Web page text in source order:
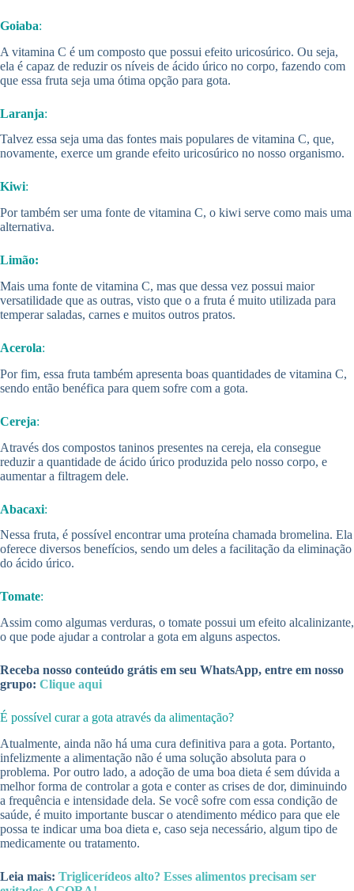
Goiaba:
A vitamina C é um composto que possui efeito uricosúrico. Ou seja,
ela é capaz de reduzir os níveis de ácido úrico no corpo, fazendo com
que essa fruta seja uma ótima opção para gota.
Laranja:
Talvez essa seja uma das fontes mais populares de vitamina C, que,
novamente, exerce um grande efeito uricosúrico no nosso organismo.
Kiwi:
Por também ser uma fonte de vitamina C, o kiwi serve como mais uma
alternativa.
Limão:
Mais uma fonte de vitamina C, mas que dessa vez possui maior
versatilidade que as outras, visto que o a fruta é muito utilizada para
temperar saladas, carnes e muitos outros pratos.
Acerola:
Por fim, essa fruta também apresenta boas quantidades de vitamina C,
sendo então benéfica para quem sofre com a gota.
Cereja:
Através dos compostos taninos presentes na cereja, ela consegue
reduzir a quantidade de ácido úrico produzida pelo nosso corpo, e
aumentar a filtragem dele.
Abacaxi:
Nessa fruta, é possível encontrar uma proteína chamada bromelina. Ela
oferece diversos benefícios, sendo um deles a facilitação da eliminação
do ácido úrico.
Tomate:
Assim como algumas verduras, o tomate possui um efeito alcalinizante,
o que pode ajudar a controlar a gota em alguns aspectos.
Receba nosso conteúdo grátis em seu WhatsApp, entre em nosso
grupo: Clique aqui
É possível curar a gota através da alimentação?
Atualmente, ainda não há uma cura definitiva para a gota. Portanto,
infelizmente a alimentação não é uma solução absoluta para o
problema. Por outro lado, a adoção de uma boa dieta é sem dúvida a
melhor forma de controlar a gota e conter as crises de dor, diminuindo
a frequência e intensidade dela. Se você sofre com essa condição de
saúde, é muito importante buscar o atendimento médico para que ele
possa te indicar uma boa dieta e, caso seja necessário, algum tipo de
medicamente ou tratamento.
Leia mais: Triglicerídeos alto? Esses alimentos precisam ser